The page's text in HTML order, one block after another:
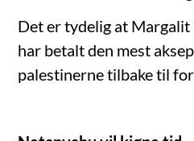
Det er tydelig at
har betalt den mest
palestinerne tilbake til